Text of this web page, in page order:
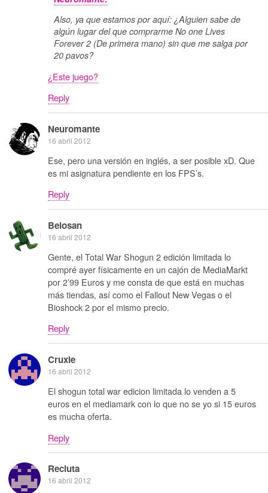
Also, ya que estamos por aquí: ¿Alguien sabe de
algún lugar del que comprarme No one Lives
Forever 2 (De primera mano) sin que me salga por
20 pavos?
¿Este juego?
Reply
Neuromante
16 abril 2012
Ese, pero una versión en inglés, a ser posible xD. Que
es mi asignatura pendiente en los FPS’s.
Reply
Belosan
16 abril 2012
Gente, el Total War Shogun 2 edición limitada lo
compré ayer físicamente en un cajón de MediaMarkt
por 2’99 Euros y me consta de que está en muchas
más tiendas, así como el Fallout New Vegas o el
Bioshock 2 por el mismo precio.
Reply
Cruxie
16 abril 2012
El shogun total war edicion limitada lo venden a 5
euros en el mediamark con lo que no se yo si 15 euros
es mucha oferta.
Reply
Recluta
16 abril 2012